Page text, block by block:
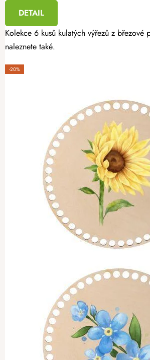
DETAIL
Kolekce 6 kusů kulatých výřezů z
naleznete také.
-20%